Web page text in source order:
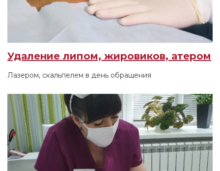
Удаление липом, жировиков, атером
Лазером, скальпелем в день обращения